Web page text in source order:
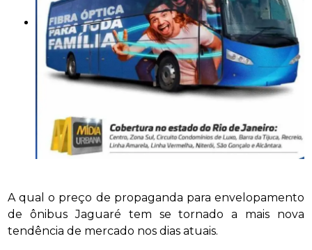
A qual o preço de propaganda para envelopamento
de ônibus Jaguaré tem se tornado a mais nova
tendência de mercado nos dias atuais.